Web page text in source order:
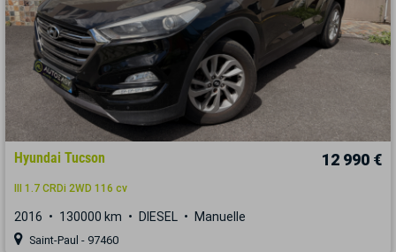
Hyundai Tucson 12 990 €
III 1.7 CRDi 2WD 116 cv
2016 130000 km DIESEL Manuelle
Saint-Paul - 97460